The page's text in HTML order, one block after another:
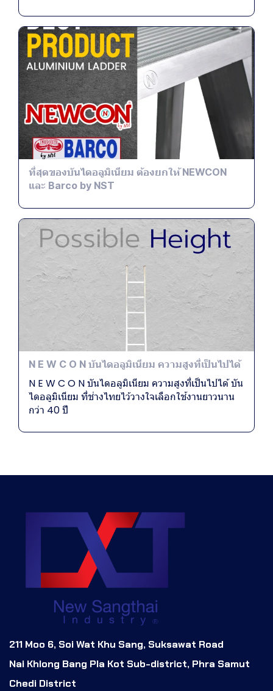
ที่สุดของบันไดอลูมิเนียม ต้องยกให้ NEWCON
และ Barco by NST
N E W C O N บันไดอลูมิเนียม ความสูงที่เป็นไปได้
N E W C O N บันไดอลูมิเนียม ความสูงที่เป็นไปได้ บัน
ไดอลูมิเนียม ที่ช่างไทยไว้วางใจเลือกใช้งานยาวนาน
กว่า 40 ปี
211 Moo 6, Soi Wat Khu Sang, Suksawat Road
Nai Khlong Bang Pla Kot Sub-district, Phra Samut
Chedi District